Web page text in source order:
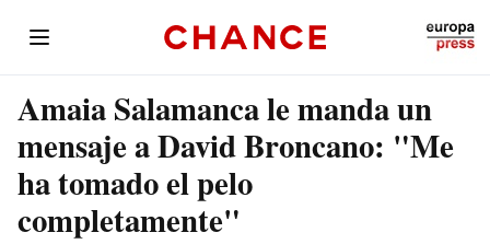
Amaia Salamanca le manda un
mensaje a David Broncano: "Me
ha tomado el pelo
completamente"